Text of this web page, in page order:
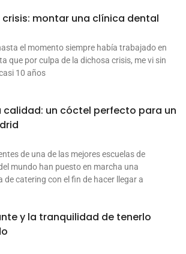
crisis: montar una clínica dental
el momento siempre había trabajado en
que por culpa de la dichosa crisis, me vi sin
10 años
calidad: un cóctel perfecto para un
de una de las mejores escuelas de
mundo han puesto en marcha una
de catering con el fin de hacer llegar a
y la tranquilidad de tenerlo